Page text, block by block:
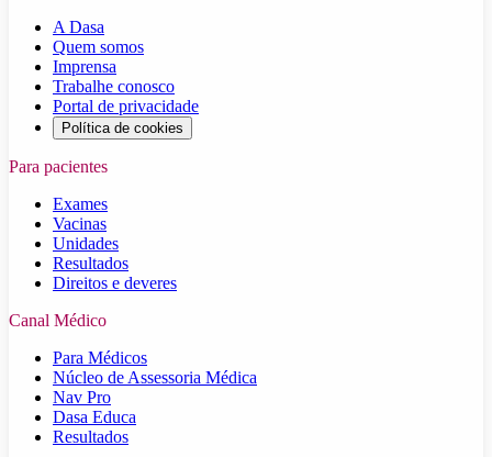
A Dasa
Quem somos
Imprensa
Trabalhe conosco
Portal de privacidade
Política de cookies
Para pacientes
Exames
Vacinas
Unidades
Resultados
Direitos e deveres
Canal Médico
Para Médicos
Núcleo de Assessoria Médica
Nav Pro
Dasa Educa
Resultados